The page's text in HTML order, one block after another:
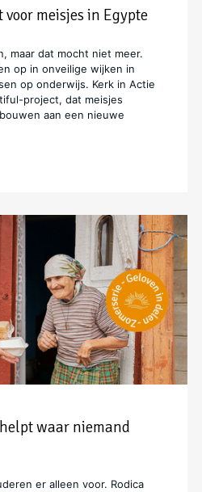
voor meisjes in Egypte
maar dat mocht niet meer.
op in onveilige wijken in
op onderwijs. Kerk in Actie
project, dat meisjes
aan een nieuwe
waar niemand
er alleen voor. Rodica